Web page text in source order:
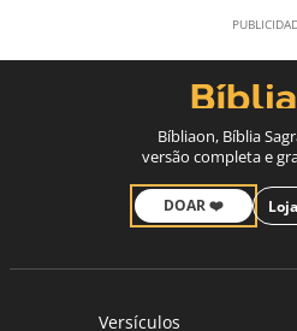
Bíbliaon, Bíblia
versão completa e
DOAR ❤️
Versículos